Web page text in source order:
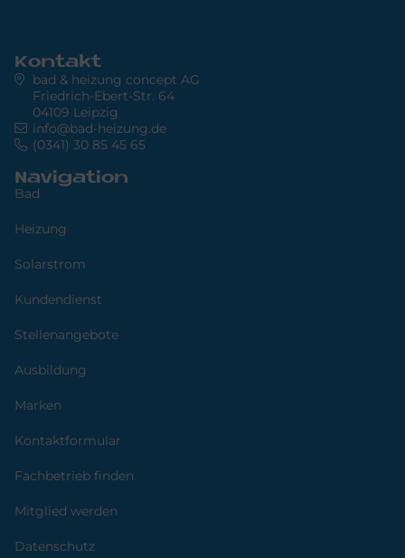
Kontakt
bad & heizung concept AG
Friedrich-Ebert-Str. 64
04109 Leipzig
info@bad-heizung.de
(0341) 30 85 45 65
Navigation
Bad
Heizung
Solarstrom
Kundendienst
Stellenangebote
Ausbildung
Marken
Kontaktformular
Fachbetrieb finden
Mitglied werden
Datenschutz